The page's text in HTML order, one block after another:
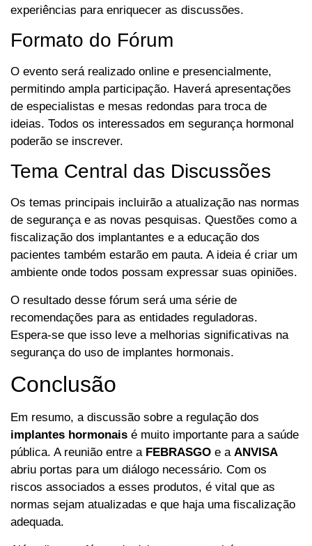
experiências para enriquecer as discussões.
Formato do Fórum
O evento será realizado online e presencialmente,
permitindo ampla participação. Haverá apresentações
de especialistas e mesas redondas para troca de
ideias. Todos os interessados em segurança hormonal
poderão se inscrever.
Tema Central das Discussões
Os temas principais incluirão a atualização nas normas
de segurança e as novas pesquisas. Questões como a
fiscalização dos implantantes e a educação dos
pacientes também estarão em pauta. A ideia é criar um
ambiente onde todos possam expressar suas opiniões.
O resultado desse fórum será uma série de
recomendações para as entidades reguladoras.
Espera-se que isso leve a melhorias significativas na
segurança do uso de implantes hormonais.
Conclusão
Em resumo, a discussão sobre a regulação dos
implantes hormonais é muito importante para a saúde
pública. A reunião entre a FEBRASGO e a ANVISA
abriu portas para um diálogo necessário. Com os
riscos associados a esses produtos, é vital que as
normas sejam atualizadas e que haja uma fiscalização
adequada.